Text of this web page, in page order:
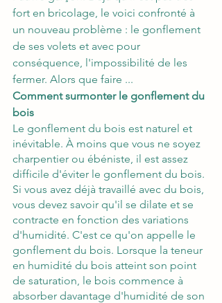
fort en bricolage, le voici confronté à
un nouveau problème : le gonflement
de ses volets et avec pour
conséquence, l'impossibilité de les
fermer. Alors que faire ...
Comment surmonter le gonflement du
bois
Le gonflement du bois est naturel et
inévitable. À moins que vous ne soyez
charpentier ou ébéniste, il est assez
difficile d'éviter le gonflement du bois.
Si vous avez déjà travaillé avec du bois,
vous devez savoir qu'il se dilate et se
contracte en fonction des variations
d'humidité. C'est ce qu'on appelle le
gonflement du bois. Lorsque la teneur
en humidité du bois atteint son point
de saturation, le bois commence à
absorber davantage d'humidité de son